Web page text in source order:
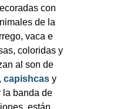
con
de la
vaca e
coloridas y
al son de
, capishcas y
la banda de